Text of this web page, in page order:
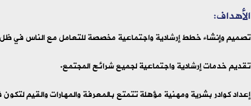
الأهداف:
تصميم وإنشاء خطط إرشادية واجتماعية مخصصة للتعامل مع الناس في ظل
تقديم خدمات إرشادية واجتماعية لجميع شرائح المجتمع.
إعداد كوادر بشرية ومهنية مؤهلة تتمتع بالمعرفة والمهارات والقيم